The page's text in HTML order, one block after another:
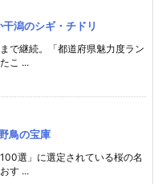
潟のシギ・チドリ
で継続。「都道府県魅力度ラン
こ ...
鳥の宝庫
選」に選定されている桜の名
す ...